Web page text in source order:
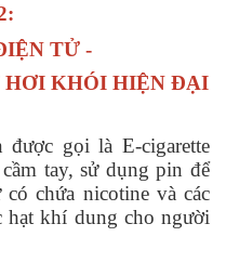
TỬ -
HƠI KHÓI HIỆN ĐẠI
gọi là E-cigarette
tay, sử dụng pin để
chứa nicotine và các
hạt khí dung cho người